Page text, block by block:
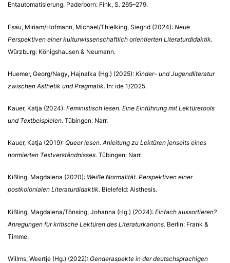
Entautomatisierung. Paderborn: Fink, S. 265–279.
Esau, Miriam/Hofmann, Michael/Thielking, Siegrid (2024): Neue
Perspektiven einer kulturwissenschaftlich orientierten Literaturdidaktik.
Würzburg: Königshausen & Neumann.
Huemer, Georg/Nagy, Hajnalka (Hg.) (2025): Kinder- und Jugendliteratur
zwischen Ästhetik und Pragmatik. In: ide 1/2025.
Kauer, Katja (2024): Feministisch lesen. Eine Einführung mit Lektüretools
und Textbeispielen. Tübingen: Narr.
Kauer, Katja (2019): Queer lesen. Anleitung zu Lektüren jenseits eines
normierten Textverständnisses. Tübingen: Narr.
Kißling, Magdalena (2020): Weiße Normalität. Perspektiven einer
postkolonialen Literaturdidaktik. Bielefeld: Aisthesis.
Kißling, Magdalena/Tönsing, Johanna (Hg.) (2024): Einfach aussortieren?
Anregungen für kritische Lektüren des Literaturkanons. Berlin: Frank &
Timme.
Willms, Weertje (Hg.) (2022): Genderaspekte in der deutschsprachigen